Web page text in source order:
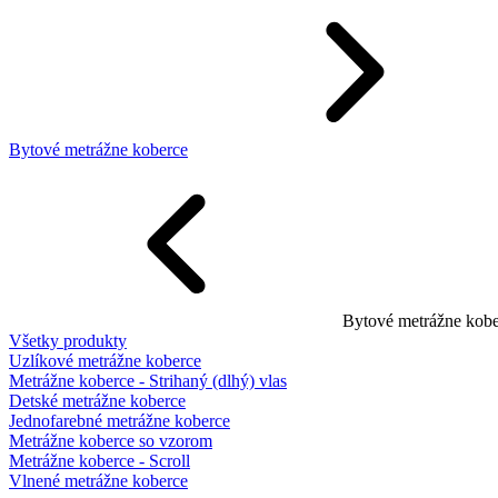
Bytové metrážne koberce
Bytové metrážne
Všetky produkty
Uzlíkové metrážne koberce
Metrážne koberce - Strihaný (dlhý) vlas
Detské metrážne koberce
Jednofarebné metrážne koberce
Metrážne koberce so vzorom
Metrážne koberce - Scroll
Vlnené metrážne koberce